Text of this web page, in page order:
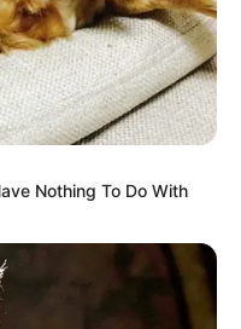
และหลงตัวเอง เจ้า
เป็นพิเศษ ดวงตา
ทุรังสูงมาก ดวงตามี
Nothing To Do With